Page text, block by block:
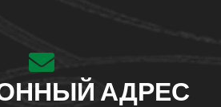
АДРЕС